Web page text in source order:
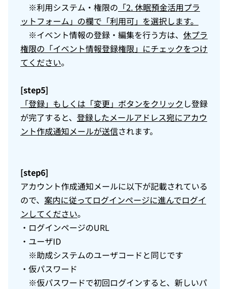
※利用システム・権限の 「2. 休眠預金活用プラ
ットフォーム」の欄で「利用可」を選択します。
※イベント情報の登録・編集を行う方は、 休プラ
権限の「イベント情報登録権限」にチェックをつけ
てください。
[step5]
「登録」もしくは「変更」ボタンをクリック し登録
が完了すると、 登録したメールアドレス宛にアカウ
ント作成通知メールが送信されます。
[step6]
アカウント作成通知メールに以下が記載されている
ので、 案内に従ってログインページに進んでログイ
ンしてください。​
・ログインページのURL​
・ユーザID
※助成システムのユーザコードと同じです​
・仮パスワード
※仮パスワードで初回ログインすると、​新しいパ